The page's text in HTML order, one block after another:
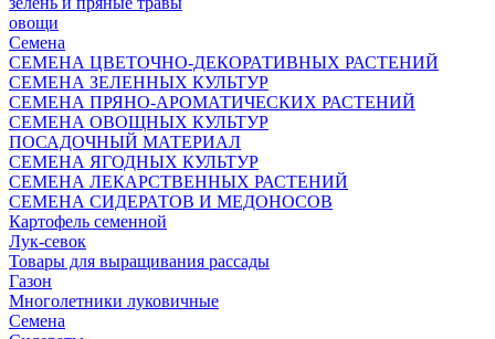
овощи
Семена
СЕМЕНА ЦВЕТОЧНО-ДЕКОРАТИВНЫХ РАСТЕНИЙ
СЕМЕНА ЗЕЛЕННЫХ КУЛЬТУР
СЕМЕНА ПРЯНО-АРОМАТИЧЕСКИХ РАСТЕНИЙ
СЕМЕНА ОВОЩНЫХ КУЛЬТУР
ПОСАДОЧНЫЙ МАТЕРИАЛ
СЕМЕНА ЯГОДНЫХ КУЛЬТУР
СЕМЕНА ЛЕКАРСТВЕННЫХ РАСТЕНИЙ
СЕМЕНА СИДЕРАТОВ И МЕДОНОСОВ
Картофель семенной
Лук-севок
Товары для выращивания рассады
Газон
Многолетники луковичные
Семена